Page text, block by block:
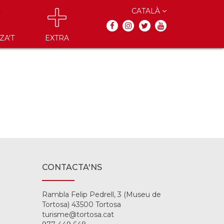
EXTRA
CATALÀ
CONTACTA'NS
Rambla Felip Pedrell, 3 (Museu de
Tortosa) 43500 Tortosa
turisme@tortosa.cat